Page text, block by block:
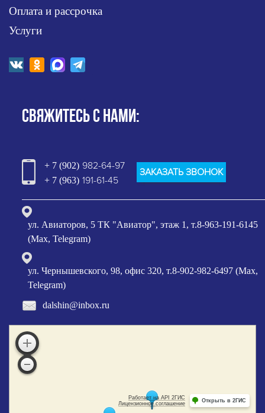
Оплата и рассрочка
Услуги
СВЯЖИТЕСЬ С НАМИ:
+ 7 (902) 982-64-97
+ 7 (963) 191-61-45
ЗАКАЗАТЬ ЗВОНОК
ул. Авиаторов, 5 ТК "Авиатор", этаж 1, т.8-963-191-6145
(Max, Telegram)
ул. Чернышевского, 98, офис 320, т.8-902-982-6497 (Max,
Telegram)
dalshin@inbox.ru